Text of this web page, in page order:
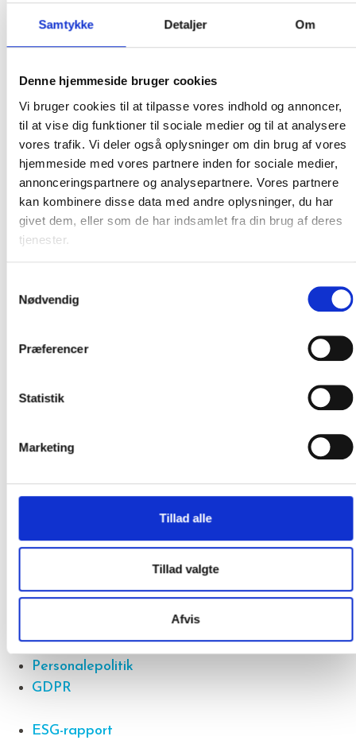
Samtykke Detaljer Om
Denne hjemmeside bruger cookies
Vi bruger cookies til at tilpasse vores indhold og annoncer,
til at vise dig funktioner til sociale medier og til at analysere
vores trafik. Vi deler også oplysninger om din brug af vores
hjemmeside med vores partnere inden for sociale medier,
annonceringspartnere og analysepartnere. Vores partnere
kan kombinere disse data med andre oplysninger, du har
givet dem, eller som de har indsamlet fra din brug af deres
tjenester.
Nødvendig
Præferencer
Statistik
Marketing
Tillad alle
Tillad valgte
Afvis
Ordentlighed har altid været vigtigt for Kongsvang
Opfylder Servicenormen
AAA kreditvurdering
Cookie- og privatlivspolitik
Miljøpolitik
Cookie- og privatlivspolitik
Miljøpolitik
Personalepolitik
GDPR
ESG-rapport